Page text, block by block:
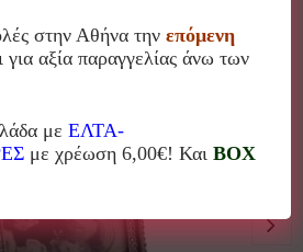
στην Αθήνα τηνεπόμενη
αξία παραγγελίας άνω των
μεΕΛΤΑ-
με χρέωση 6,00€! ΚαιBOX